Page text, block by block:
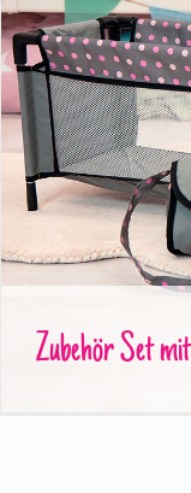
Zubehör Set
Zubehör Set